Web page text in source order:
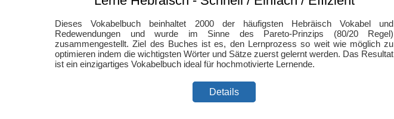
Dieses Vokabelbuch beinhaltet 2000 der häufigsten Hebräisch Vokabel und
Redewendungen und wurde im Sinne des Pareto-Prinzips (80/20 Regel)
zusammengestellt. Ziel des Buches ist es, den Lernprozess so weit wie möglich zu
optimieren indem die wichtigsten Wörter und Sätze zuerst gelernt werden. Das Resultat
ist ein einzigartiges Vokabelbuch ideal für hochmotivierte Lernende.
Details